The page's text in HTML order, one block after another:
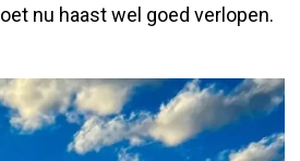
nu haast wel goed verlopen.